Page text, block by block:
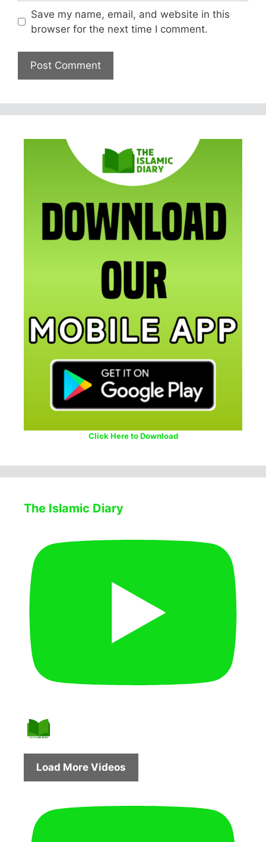
Save my name, email, and website in this
browser for the next time I comment.
Click Here to Download
The Islamic Diary
Load More Videos